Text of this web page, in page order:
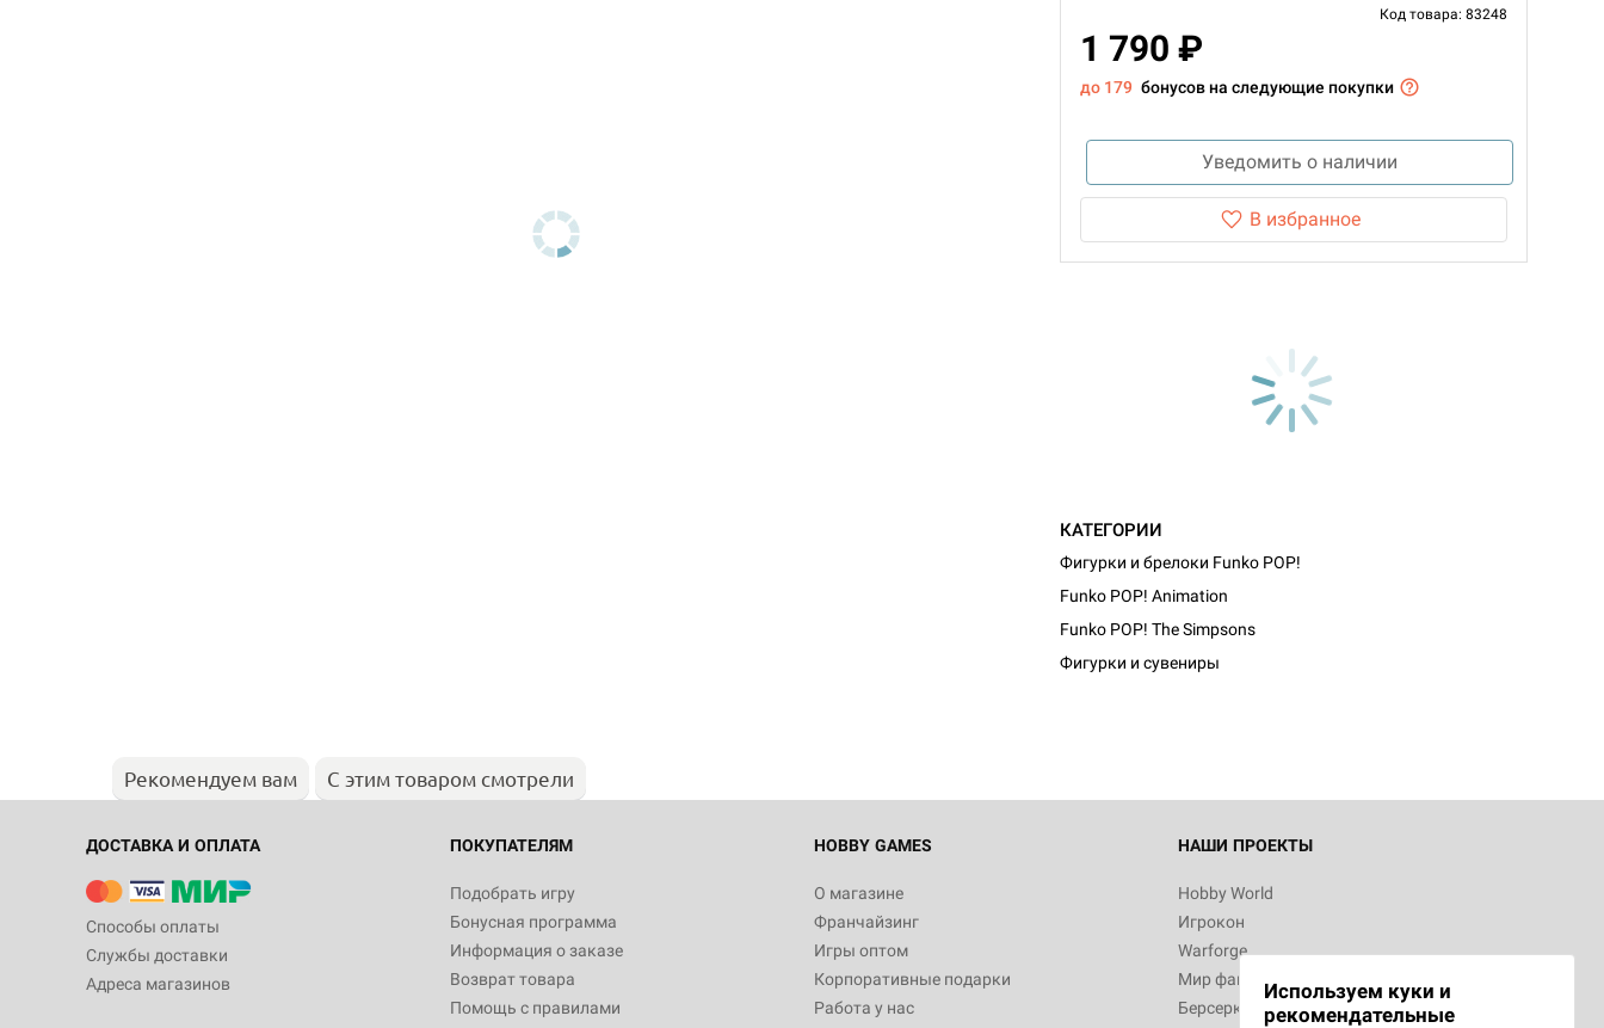
Код товара: 83248
1 790 ₽
до 179 бонусов на следующие покупки
Уведомить о наличии
В избранное
КАТЕГОРИИ
Фигурки и брелоки Funko POP!
Funko POP! Animation
Funko POP! The Simpsons
Фигурки и сувениры
Рекомендуем вам С этим товаром смотрели
ДОСТАВКА И ОПЛАТА
Способы оплаты
Службы доставки
Адреса магазинов
ПОКУПАТЕЛЯМ
Подобрать игру
Бонусная программа
Информация о заказе
Возврат товара
Помощь с правилами
HOBBY GAMES
О магазине
Франчайзинг
Игры оптом
Корпоративные подарки
Работа у нас
НАШИ ПРОЕКТЫ
Hobby World
Игрокон
Warforge
Мир фантастики
Берсерк
Используем куки и
рекомендательные